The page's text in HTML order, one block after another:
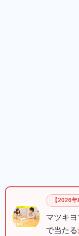
【2026
マツキ
で当たる